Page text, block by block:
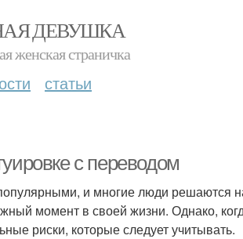
ДЕВУШКА
женская страничка
статьи
с переводом
и многие люди решаются
момент в своей жизни. Однако,
риски, которые следует учитывать.